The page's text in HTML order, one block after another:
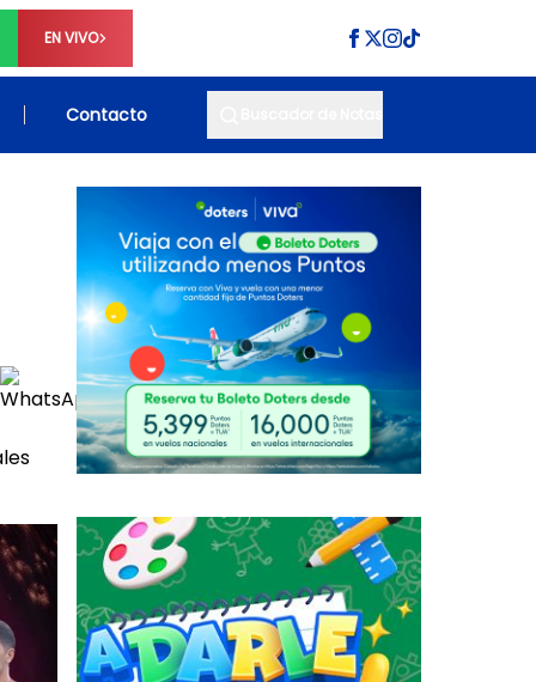
EN VIVO
Contacto